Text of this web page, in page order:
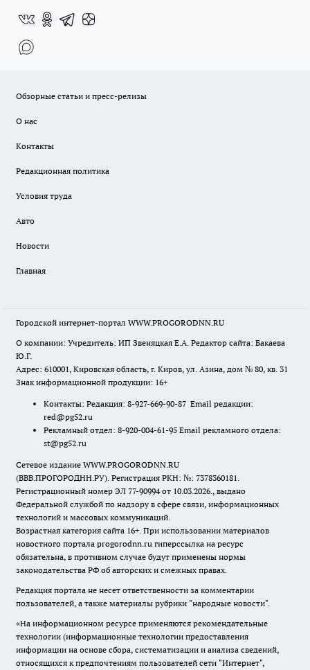
Обзорные статьи и пресс-релизы
О нас
Контакты
Редакционная политика
Условия труда
Авто
Новости
Главная
Городской интернет-портал WWW.PROGORODNN.RU
О компании: Учредитель: ИП Звеняцкая Е.А. Редактор сайта: Бакаева
Ю.Г.
Адрес: 610001, Кировская область, г. Киров, ул. Азина, дом № 80, кв. 31
Знак информационной продукции: 16+
Контакты: Редакция: 8-927-669-90-87 Email редакции:
red@pg52.ru
Рекламный отдел: 8-920-004-61-95 Email рекламного отдела:
st@pg52.ru
Сетевое издание WWW.PROGORODNN.RU
(ВВВ.ПРОГОРОДНН.РУ). Регистрация РКН: №: 7378360181.
Регистрационный номер ЭЛ 77-90994 от 10.03.2026., выдано
Федеральной службой по надзору в сфере связи, информационных
технологий и массовых коммуникаций.
Возрастная категория сайта 16+. При использовании материалов
новостного портала progorodnn.ru гиперссылка на ресурс
обязательна, в противном случае будут применены нормы
законодательства РФ об авторских и смежных правах.
Редакция портала не несет ответственности за комментарии
пользователей, а также материалы рубрики "народные новости".
«На информационном ресурсе применяются рекомендательные
технологии (информационные технологии предоставления
информации на основе сбора, систематизации и анализа сведений,
относящихся к предпочтениям пользователей сети "Интернет",